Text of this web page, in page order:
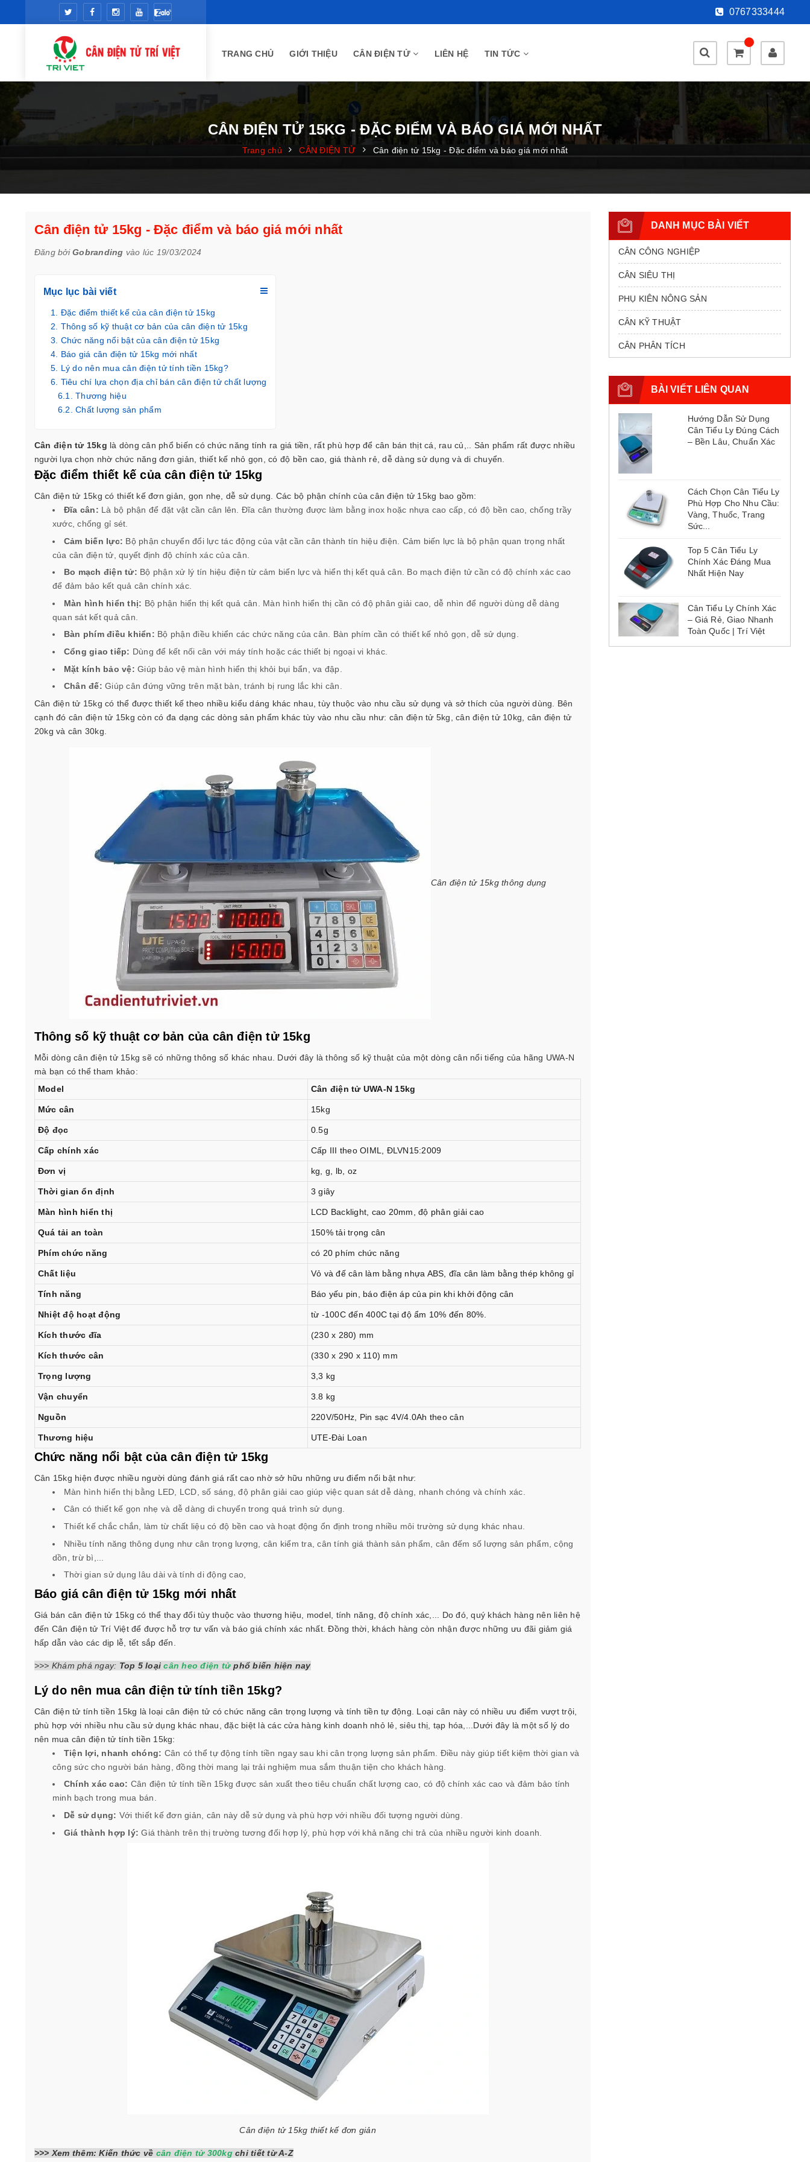
0767333444
TRANG CHỦ GIỚI THIỆU CÂN ĐIỆN TỬ LIÊN HỆ TIN TỨC
CÂN ĐIỆN TỬ 15KG - ĐẶC ĐIỂM VÀ BÁO GIÁ MỚI NHẤT
Trang chủ CÂN ĐIỆN TỬ Cân điện tử 15kg - Đặc điểm và báo giá mới nhất
Cân điện tử 15kg - Đặc điểm và báo giá mới nhất
Đăng bởiGobranding vào lúc 19/03/2024
Mục lục bài viết
Đặc điểm thiết kế của cân điện tử 15kg
Thông số kỹ thuật cơ bản của cân điện tử 15kg
Chức năng nổi bật của cân điện tử 15kg
Báo giá cân điện tử 15kg mới nhất
Lý do nên mua cân điện tử tính tiền 15kg?
Tiêu chí lựa chọn địa chỉ bán cân điện tử chất lượng
Thương hiệu
Chất lượng sản phẩm
Cân điện tử 15kg là dòng cân phổ biến có chức năng tính ra giá tiền, rất phù hợp để cân bán thịt cá, rau củ,.. Sản phẩm rất được nhiều
người lựa chọn nhờ chức năng đơn giản, thiết kế nhỏ gọn, có độ bền cao, giá thành rẻ, dễ dàng sử dụng và di chuyển.
Đặc điểm thiết kế của cân điện tử 15kg
Cân điện tử 15kg có thiết kế đơn giản, gọn nhẹ, dễ sử dụng. Các bộ phận chính của cân điện tử 15kg bao gồm:
Đĩa cân: Là bộ phận để đặt vật cần cân lên. Đĩa cân thường được làm bằng inox hoặc nhựa cao cấp, có độ bền cao, chống trầy
xước, chống gỉ sét.
Cảm biến lực: Bộ phận chuyển đổi lực tác động của vật cần cân thành tín hiệu điện. Cảm biến lực là bộ phận quan trọng nhất
của cân điện tử, quyết định độ chính xác của cân.
Bo mạch điện tử: Bộ phận xử lý tín hiệu điện từ cảm biến lực và hiển thị kết quả cân. Bo mạch điện tử cần có độ chính xác cao
để đảm bảo kết quả cân chính xác.
Màn hình hiển thị: Bộ phận hiển thị kết quả cân. Màn hình hiển thị cần có độ phân giải cao, dễ nhìn để người dùng dễ dàng
quan sát kết quả cân.
Bàn phím điều khiển: Bộ phận điều khiển các chức năng của cân. Bàn phím cần có thiết kế nhỏ gọn, dễ sử dụng.
Cổng giao tiếp: Dùng để kết nối cân với máy tính hoặc các thiết bị ngoại vi khác.
Mặt kính bảo vệ: Giúp bảo vệ màn hình hiển thị khỏi bụi bẩn, va đập.
Chân đế: Giúp cân đứng vững trên mặt bàn, tránh bị rung lắc khi cân.
Cân điện tử 15kg có thể được thiết kế theo nhiều kiểu dáng khác nhau, tùy thuộc vào nhu cầu sử dụng và sở thích của người dùng. Bên
cạnh đó cân điện tử 15kg còn có đa dạng các dòng sản phẩm khác tùy vào nhu cầu như: cân điện tử 5kg ,cân điện tử 10kg
cân điện tử
20kg và cân 30kg
Cân điện tử 15kg thông dụng
Thông số kỹ thuật cơ bản của cân điện tử 15kg
Mỗi dòng cân điện tử 15kg sẽ có những thông số khác nhau. Dưới đây là thông số kỹ thuật của một dòng cân nổi tiếng của hãng UWA-N
mà bạn có thể tham khảo:
Model
Cân điện tử UWA-N 15kg
Mức cân 15kg
Độ đọc 0.5g
Cấp chính xác Cấp III theo OIML, ĐLVN15:2009
Đơn vị kg, g, lb, oz
Thời gian ổn định 3 giây
Màn hình hiển thị LCD Backlight, cao 20mm, độ phân giải cao
Quá tải an toàn 150% tải trọng cân
Phím chức năng có 20 phím chức năng
Chất liệu Vỏ và đế cân làm bằng nhựa ABS, đĩa cân làm bằng thép không gỉ
Tính năng Báo yếu pin, báo điện áp của pin khi khởi động cân
Nhiệt độ hoạt động từ -100C đến 400C tại độ ẩm 10% đến 80%.
Kích thước đĩa (230 x 280) mm
Kích thước cân (330 x 290 x 110) mm
Trọng lượng 3,3 kg
Vận chuyển 3.8 kg
Nguồn 220V/50Hz, Pin sạc 4V/4.0Ah theo cân
Thương hiệu UTE-Đài Loan
Chức năng nổi bật của cân điện tử 15kg
Cân 15kg hiện được nhiều người dùng đánh giá rất cao nhờ sở hữu những ưu điểm nổi bật như:
Màn hình hiển thị bằng LED, LCD, số sáng, độ phân giải cao giúp việc quan sát dễ dàng, nhanh chóng và chính xác.
Cân có thiết kế gọn nhẹ và dễ dàng di chuyển trong quá trình sử dụng.
Thiết kế chắc chắn, làm từ chất liệu có độ bền cao và hoạt động ổn định trong nhiều môi trường sử dụng khác nhau.
Nhiều tính năng thông dụng như cân trọng lượng, cân kiểm tra, cân tính giá thành sản phẩm, cân đếm số lượng sản phẩm, cộng
dồn, trừ bì,...
Thời gian sử dụng lâu dài và tính di động cao,
Báo giá cân điện tử 15kg mới nhất
Giá bán cân điện tử 15kg có thể thay đổi tùy thuộc vào thương hiệu, model, tính năng, độ chính xác,... Do đó, quý khách hàng nên liên hệ
đến Cân điện tử Trí Việt để được hỗ trợ tư vấn và báo giá chính xác nhất. Đồng thời, khách hàng còn nhận được những ưu đãi giảm giá
hấp dẫn vào các dịp lễ, tết sắp đến.
>>> Khám phá ngay: Top 5 loạicân heo điện tử phổ biến hiện nay
Lý do nên mua cân điện tử tính tiền 15kg?
Cân điện tử tính tiền 15kg là loại cân điện tử có chức năng cân trọng lượng và tính tiền tự động. Loại cân này có nhiều ưu điểm vượt trội,
phù hợp với nhiều nhu cầu sử dụng khác nhau, đặc biệt là các cửa hàng kinh doanh nhỏ lẻ, siêu thị, tạp hóa,... Dưới đây là một số lý do
nên mua cân điện tử tính tiền 15kg:
Tiện lợi, nhanh chóng: Cân có thể tự động tính tiền ngay sau khi cân trọng lượng sản phẩm. Điều này giúp tiết kiệm thời gian và
công sức cho người bán hàng, đồng thời mang lại trải nghiệm mua sắm thuận tiện cho khách hàng.
Chính xác cao: Cân điện tử tính tiền 15kg được sản xuất theo tiêu chuẩn chất lượng cao, có độ chính xác cao và đảm bảo tính
minh bạch trong mua bán.
Dễ sử dụng: Với thiết kế đơn giản, cân này dễ sử dụng và phù hợp với nhiều đối tượng người dùng.
Giá thành hợp lý:Giá thành trên thị trường tương đối hợp lý, phù hợp với khả năng chi trả của nhiều người kinh doanh.
Cân điện tử 15kg thiết kế đơn giản
>>> Xem thêm: Kiến thức về cân điện tử 300kgchi tiết từ A-Z
DANH MỤC BÀI VIẾT
CÂN CÔNG NGHIỆP
CÂN SIÊU THỊ
PHỤ KIÊN NÔNG SẢN
CÂN KỸ THUẬT
CÂN PHÂN TÍCH
BÀI VIẾT LIÊN QUAN
Hướng Dẫn Sử Dụng
Cân Tiểu Ly Đúng Cách
– Bền Lâu, Chuẩn Xác
Cách Chọn Cân Tiểu Ly
Phù Hợp Cho Nhu Cầu:
Vàng, Thuốc, Trang
Sức...
Top 5 Cân Tiểu Ly
Chính Xác Đáng Mua
Nhất Hiện Nay
Cân Tiểu Ly Chính Xác
– Giá Rẻ, Giao Nhanh
Toàn Quốc | Trí Việt